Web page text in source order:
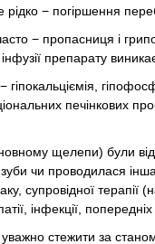
− погіршення
− пропасниця і
препарату
гіпокальціємія,
печінкових
щелепи) були
чи проводилася
супровідної терапії
інфекції,
стежити за